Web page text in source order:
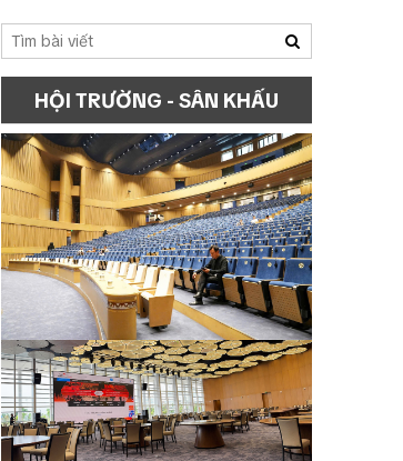
HỘI TRƯỜNG - SÂN KHẤU